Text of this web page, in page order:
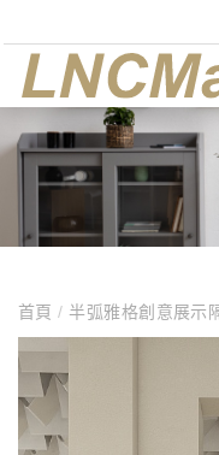
首頁/ 半弧雅格創意展示